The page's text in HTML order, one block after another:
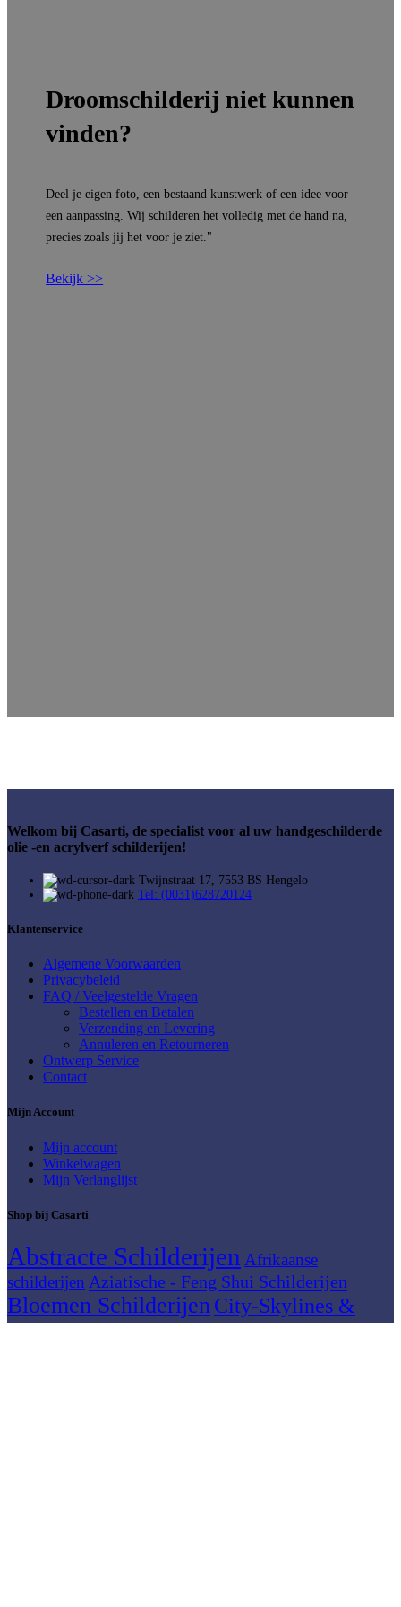
Droomschilderij niet kunnen
vinden?
Deel je eigen foto, een bestaand kunstwerk of een idee voor
een aanpassing. Wij schilderen het volledig met de hand na,
precies zoals jij het voor je ziet."
Bekijk >>
Welkom bij Casarti, de specialist voor al uw handgeschilderde
olie -en acrylverf schilderijen!
Twijnstraat 17, 7553 BS Hengelo
Tel: (0031)628720124
Klantenservice
Algemene Voorwaarden
Privacybeleid
FAQ / Veelgestelde Vragen
Bestellen en Betalen
Verzending en Levering
Annuleren en Retourneren
Ontwerp Service
Contact
Mijn Account
Mijn account
Winkelwagen
Mijn Verlanglijst
Shop bij Casarti
Abstracte Schilderijen Afrikaanse
schilderijen Aziatische - Feng Shui Schilderijen
Bloemen SchilderijenCity-Skylines &
Stadsgezichten